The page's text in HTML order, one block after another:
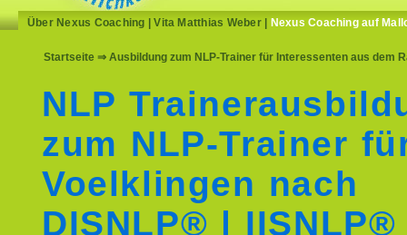
Über Nexus Coaching |Vita Matthias Weber| Nexus Coaching auf
Startseite ⇒ Ausbildung zum NLP-Trainer für Interessenten aus dem
NLP
zum NLP-Trainer
Voelklingen nach
DISNLP® | IISNLP®